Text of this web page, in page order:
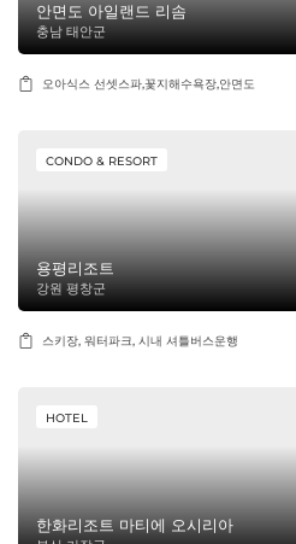
안면도 아일랜드 리솜
충남 태안군
오아식스 선셋스파,꽃지해수욕장,안면도
CONDO & RESORT
용평리조트
강원 평창군
스키장, 워터파크, 시내 셔틀버스운행
HOTEL
한화리조트 마티에 오시리아